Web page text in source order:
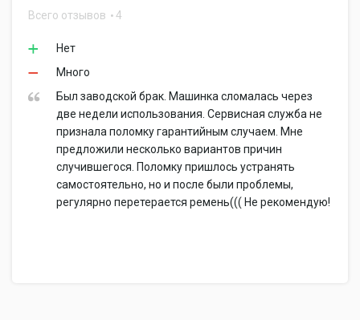
Всего отзывов 4
Нет
Много
Был заводской брак. Машинка сломалась через
две недели использования. Сервисная служба не
признала поломку гарантийным случаем. Мне
предложили несколько вариантов причин
случившегося. Поломку пришлось устранять
самостоятельно, но и после были проблемы,
регулярно перетерается ремень((( Не рекомендую!